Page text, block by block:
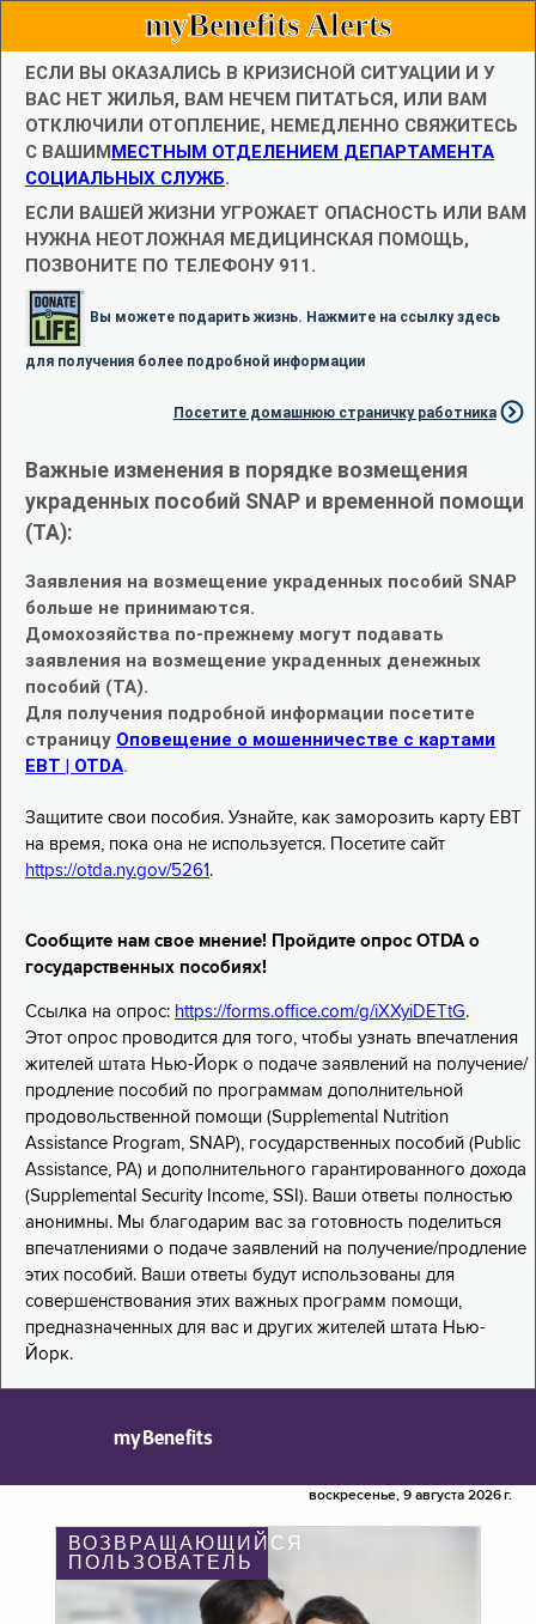
myBenefits Alerts
ЕСЛИ ВЫ ОКАЗАЛИСЬ В КРИЗИСНОЙ СИТУАЦИИ И У
ВАС НЕТ ЖИЛЬЯ, ВАМ НЕЧЕМ ПИТАТЬСЯ, ИЛИ ВАМ
ОТКЛЮЧИЛИ ОТОПЛЕНИЕ, НЕМЕДЛЕННО СВЯЖИТЕСЬ
С ВАШИММЕСТНЫМ ОТДЕЛЕНИЕМ ДЕПАРТАМЕНТА
СОЦИАЛЬНЫХ СЛУЖБ.
ЕСЛИ ВАШЕЙ ЖИЗНИ УГРОЖАЕТ ОПАСНОСТЬ ИЛИ ВАМ
НУЖНА НЕОТЛОЖНАЯ МЕДИЦИНСКАЯ ПОМОЩЬ,
ПОЗВОНИТЕ ПО ТЕЛЕФОНУ 911.
Вы можете подарить жизнь. Нажмите на ссылку здесь
для получения более подробной информации
Посетите домашнюю страничку работника
Важные изменения в порядке возмещения
украденных пособий SNAP и временной помощи
(TA):
Заявления на возмещение украденных пособий SNAP
больше не принимаются.
Домохозяйства по-прежнему могут подавать
заявления на возмещение украденных денежных
пособий (TA).
Для получения подробной информации посетите
страницу Оповещение о мошенничестве с картами
EBT | OTDA.
Защитите свои пособия. Узнайте, как заморозить карту EBT
на время, пока она не используется. Посетите сайт
https://otda.ny.gov/5261 .
Сообщите нам свое мнение! Пройдите опрос OTDA о
государственных пособиях!
Ссылка на опрос: https://forms.office.com/g/iXXyiDETtG.
Этот опрос проводится для того, чтобы узнать впечатления
жителей штата Нью-Йорк о подаче заявлений на получение/
продление пособий по программам дополнительной
продовольственной помощи (Supplemental Nutrition
Assistance Program, SNAP), государственных пособий (Public
Assistance, PA) и дополнительного гарантированного дохода
(Supplemental Security Income, SSI). Ваши ответы полностью
анонимны. Мы благодарим вас за готовность поделиться
впечатлениями о подаче заявлений на получение/продление
этих пособий. Ваши ответы будут использованы для
совершенствования этих важных программ помощи,
предназначенных для вас и других жителей штата Нью-
Йорк.
myBenefits
воскресенье, 9 августа 2026 г.
ВОЗВРАЩАЮЩИЙСЯ
ПОЛЬЗОВАТЕЛЬ